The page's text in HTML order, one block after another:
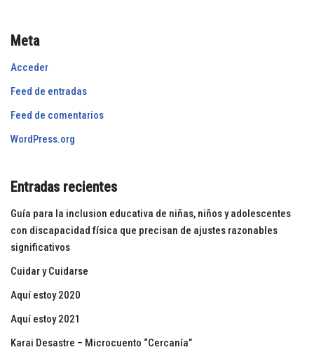
Meta
Acceder
Feed de entradas
Feed de comentarios
WordPress.org
Entradas recientes
Guía para la inclusion educativa de niñas, niños y adolescentes
con discapacidad física que precisan de ajustes razonables
significativos
Cuidar y Cuidarse
Aquí estoy 2020
Aquí estoy 2021
Karai Desastre – Microcuento “Cercanía”